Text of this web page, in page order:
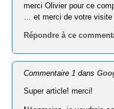
merci Olivier pour ce
… et merci de votre
Répondre à ce
Commentaire 1 dans
Super article! merci!